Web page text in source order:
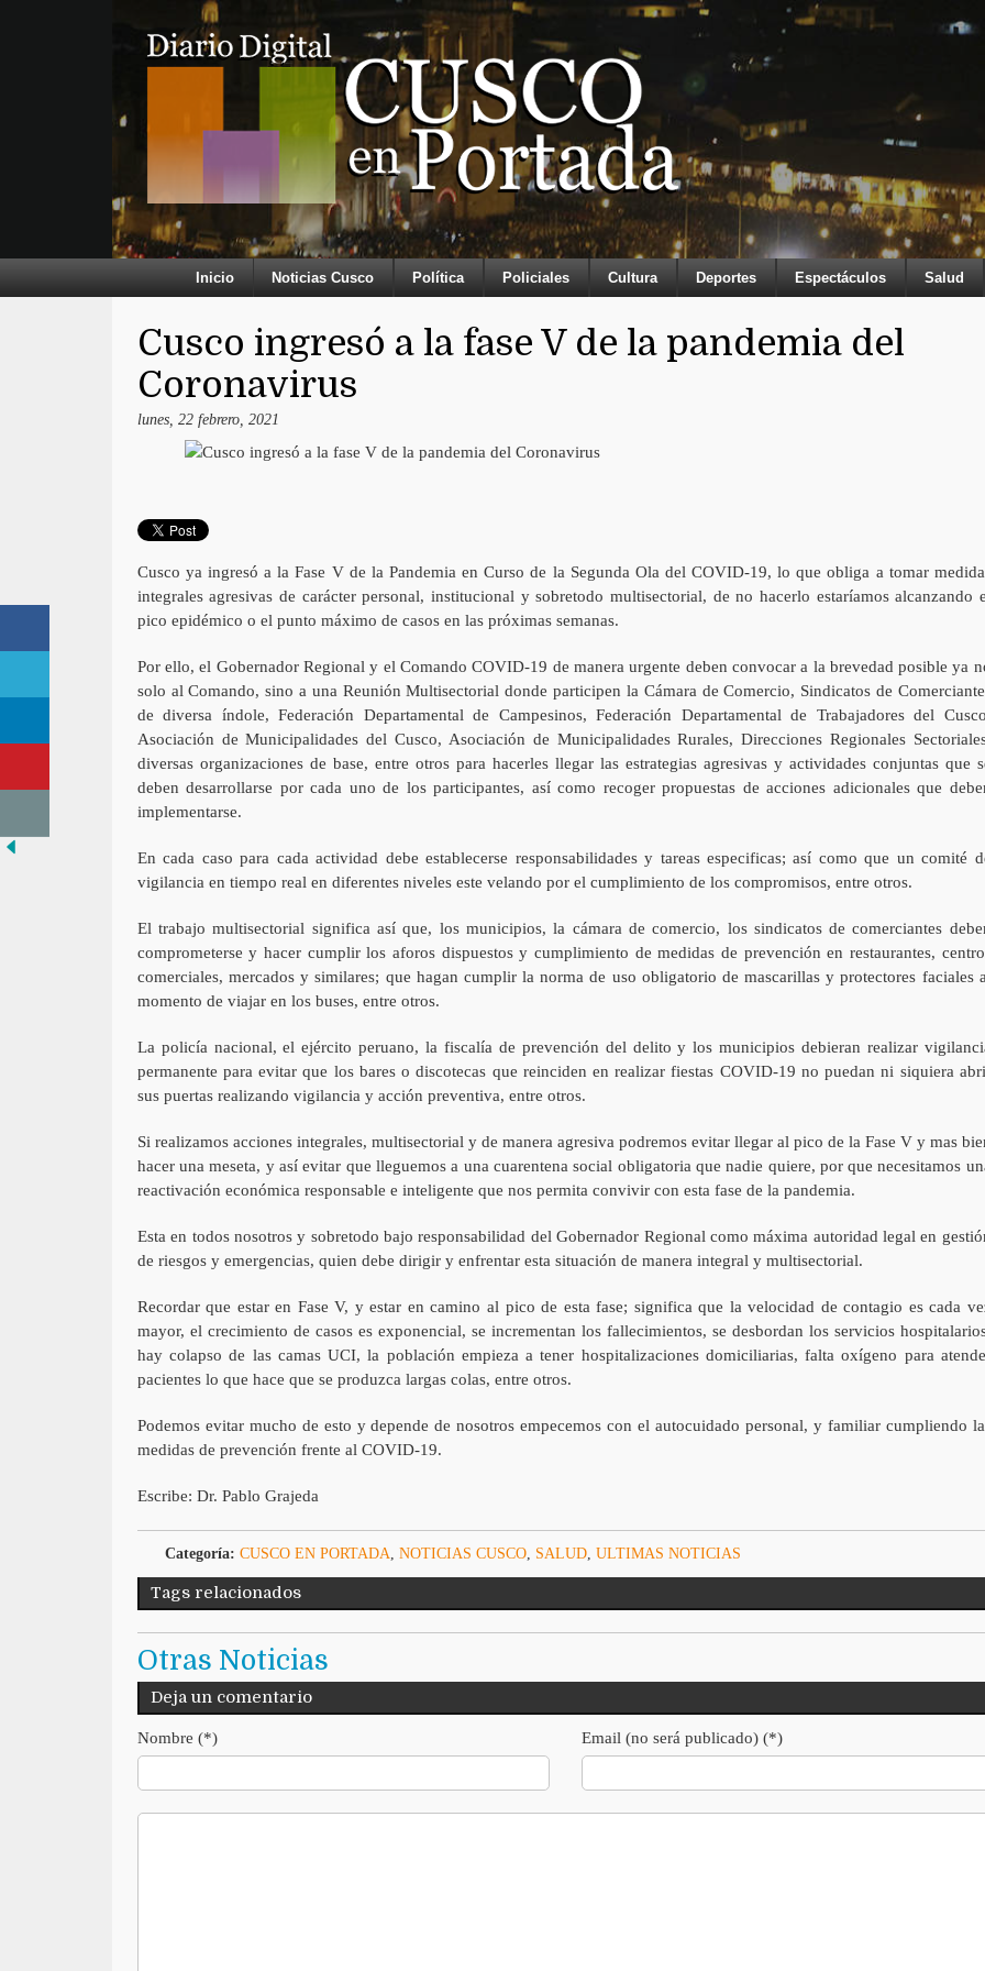
Inicio Noticias Cusco Política Policiales Cultura Deportes Espectáculos Salud
Cusco ingresó a la fase V de la pandemia del
Coronavirus
lunes, 22 febrero, 2021
Cusco ya ingresó a la Fase V de la Pandemia en Curso de la Segunda Ola del COVID-19, lo que obliga a tomar
integrales agresivas de carácter personal, institucional y sobretodo multisectorial, de no hacerlo estaríamos alcanzando
pico epidémico o el punto máximo de casos en las próximas semanas.
Por ello, el Gobernador Regional y el Comando COVID-19 de manera urgente deben convocar a la brevedad posible ya
solo al Comando, sino a una Reunión Multisectorial donde participen la Cámara de Comercio, Sindicatos de
de diversa índole, Federación Departamental de Campesinos, Federación Departamental de Trabajadores del
Asociación de Municipalidades del Cusco, Asociación de Municipalidades Rurales, Direcciones Regionales
diversas organizaciones de base, entre otros para hacerles llegar las estrategias agresivas y actividades conjuntas que
deben desarrollarse por cada uno de los participantes, así como recoger propuestas de acciones adicionales que
implementarse.
En cada caso para cada actividad debe establecerse responsabilidades y tareas especificas; así como que un comité
vigilancia en tiempo real en diferentes niveles este velando por el cumplimiento de los compromisos, entre otros.
El trabajo multisectorial significa así que, los municipios, la cámara de comercio, los sindicatos de comerciantes
comprometerse y hacer cumplir los aforos dispuestos y cumplimiento de medidas de prevención en restaurantes,
comerciales, mercados y similares; que hagan cumplir la norma de uso obligatorio de mascarillas y protectores faciales
momento de viajar en los buses, entre otros.
La policía nacional, el ejército peruano, la fiscalía de prevención del delito y los municipios debieran realizar
permanente para evitar que los bares o discotecas que reinciden en realizar fiestas COVID-19 no puedan ni siquiera
sus puertas realizando vigilancia y acción preventiva, entre otros.
Si realizamos acciones integrales, multisectorial y de manera agresiva podremos evitar llegar al pico de la Fase V y mas
hacer una meseta, y así evitar que lleguemos a una cuarentena social obligatoria que nadie quiere, por que necesitamos
reactivación económica responsable e inteligente que nos permita convivir con esta fase de la pandemia.
Esta en todos nosotros y sobretodo bajo responsabilidad del Gobernador Regional como máxima autoridad legal en
de riesgos y emergencias, quien debe dirigir y enfrentar esta situación de manera integral y multisectorial.
Recordar que estar en Fase V, y estar en camino al pico de esta fase; significa que la velocidad de contagio es cada
mayor, el crecimiento de casos es exponencial, se incrementan los fallecimientos, se desbordan los servicios
hay colapso de las camas UCI, la población empieza a tener hospitalizaciones domiciliarias, falta oxígeno para
pacientes lo que hace que se produzca largas colas, entre otros.
Podemos evitar mucho de esto y depende de nosotros empecemos con el autocuidado personal, y familiar cumpliendo
medidas de prevención frente al COVID-19.
Escribe: Dr. Pablo Grajeda
Categoría: CUSCO EN PORTADA NOTICIAS CUSCO, SALUD, ULTIMAS NOTICIAS
Tags relacionados
Otras Noticias
Deja un comentario
Nombre (*) Email (no será publicado) (*)